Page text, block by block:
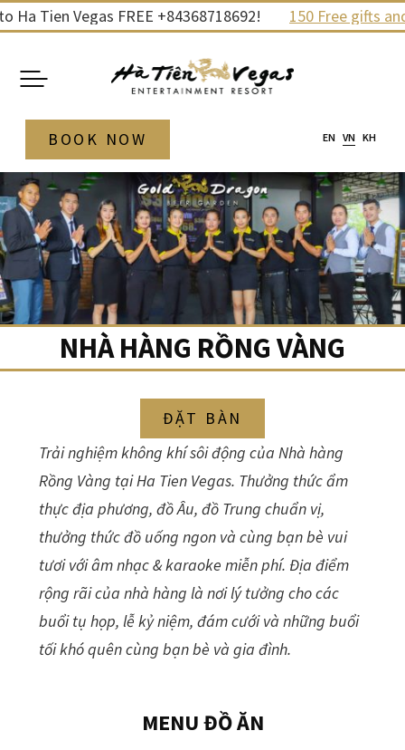
Skip
content
FREE +84368718692! 150 Free gifts and prizes
EN VN KH
BOOK NOW
NHÀ HÀNG RỒNG VÀNG
ĐẶT BÀN
Trải nghiệm không khí sôi động của Nhà hàng
Rồng Vàng tại Ha Tien Vegas. Thưởng thức ẩm
thực địa phương, đồ Âu, đồ Trung chuẩn vị,
thưởng thức đồ uống ngon và cùng bạn bè vui
tươi với âm nhạc & karaoke miễn phí. Địa điểm
rộng rãi của nhà hàng là nơi lý tưởng cho các
buổi tụ họp, lễ kỷ niệm, đám cưới và những buổi
tối khó quên cùng bạn bè và gia đình.
MENU ĐỒ ĂN